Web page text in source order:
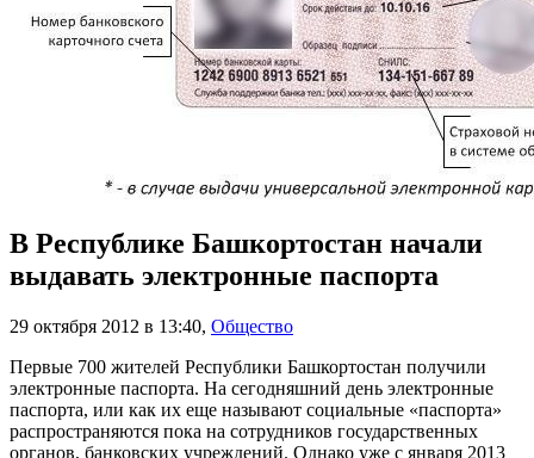
В Республике Башкортостан начали
выдавать электронные паспорта
29 октября 2012 в 13:40, Общество
Первые 700 жителей Республики Башкортостан получили
электронные паспорта. На сегодняшний день электронные
паспорта, или как их еще называют социальные «паспорта»
распространяются пока на сотрудников государственных
органов, банковских учреждений. Однако уже с января 2013